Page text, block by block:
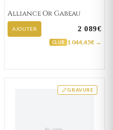
Alliance Or Gabeau
AJOUTER 2 089€
CLUB 1 044,45€ →
GRAVURE